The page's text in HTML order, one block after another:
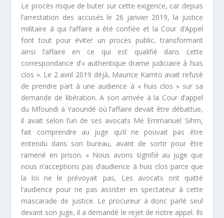
Le procès risque de buter sur cette exigence, car depuis
l’arrestation des accusés le 26 janvier 2019, la justice
militaire à qui l’affaire a été confiée et la Cour d’Appel
font tout pour éviter un procès public, transformant
ainsi l’affaire en ce qui est qualifié dans cette
correspondance d’« authentique drame judiciaire à huis
clos ». Le 2 avril 2019 déjà, Maurice Kamto avait refusé
de prendre part à une audience à « huis clos » sur sa
demande de libération. A son arrivée à la Cour d’appel
du Mfoundi à Yaoundé où l’affaire devait être débattue,
il avait selon l’un de ses avocats Me Emmanuel Sihm,
fait comprendre au juge qu’il ne pouvait pas être
entendu dans son bureau, avant de sortir pour être
ramené en prison. « Nous avons signifié au juge que
nous n’acceptions pas d’audience à huis clos parce que
la loi ne le prévoyait pas, Les avocats ont quitté
l’audience pour ne pas assister en spectateur à cette
mascarade de justice. Le procureur a donc parlé seul
devant son juge, il a demandé le rejet de notre appel. Ils